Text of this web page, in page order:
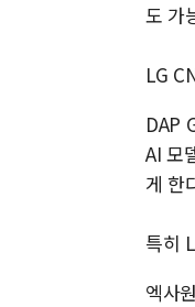
도 가
LG
DAP
AI 모
게 한
특히
엑사